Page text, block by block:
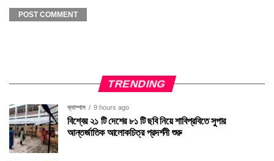
TRENDING
ক্যাম্পাস 9 hours ago
বিশ্বের ২১ টি দেশের ৮১ টি ছবি নিয়ে শাবিপ্রবিতে সুপার
আন্তর্জাতিক আলোকচিত্র প্রদর্শনী শুরু